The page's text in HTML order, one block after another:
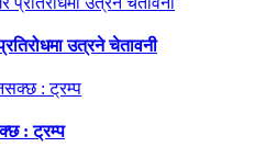
उत्रने चेतावनी
: ट्रम्प